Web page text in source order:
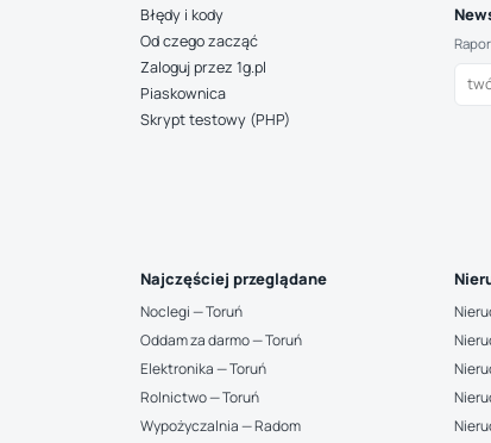
Błędy i kody
Od czego zacząć
Zaloguj przez 1g.pl
Piaskownica
Skrypt testowy (PHP)
Najczęściej przeglądane
Noclegi — Toruń
Oddam za darmo — Toruń
Elektronika — Toruń
Rolnictwo — Toruń
Wypożyczalnia — Radom